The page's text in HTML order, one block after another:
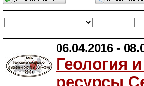
06.04.2016 -
Геология
ресурсы